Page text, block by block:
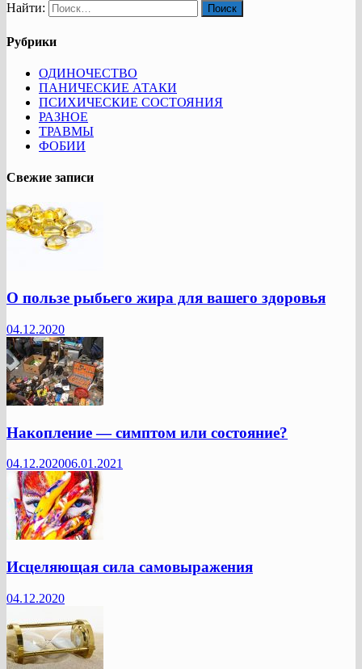
Найти:
Рубрики
ОДИНОЧЕСТВО
ПАНИЧЕСКИЕ АТАКИ
ПСИХИЧЕСКИЕ СОСТОЯНИЯ
РАЗНОЕ
ТРАВМЫ
ФОБИИ
Свежие записи
О пользе рыбьего жира для вашего здоровья
04.12.2020
Накопление — симптом или состояние?
04.12.202006.01.2021
Исцеляющая сила самовыражения
04.12.2020